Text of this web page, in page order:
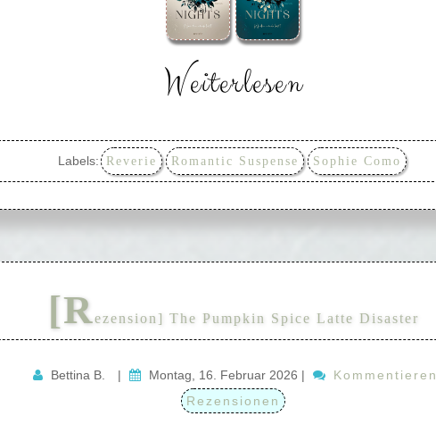
Weiterlesen
Labels: Reverie Romantic Suspense Sophie Como
[Rezension] The Pumpkin Spice Latte Disaster
Bettina B. | Montag, 16. Februar 2026 |
Kommentieren
Rezensionen